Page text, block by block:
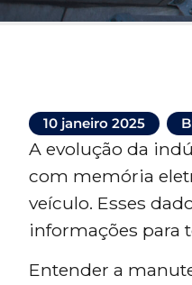
10 janeiro 2025
A evolução da
com memória
veículo. Esses
informações para
Entender a